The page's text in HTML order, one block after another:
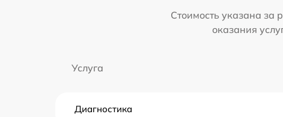
Стоимость указана за
оказания
Услуга
Диагностика